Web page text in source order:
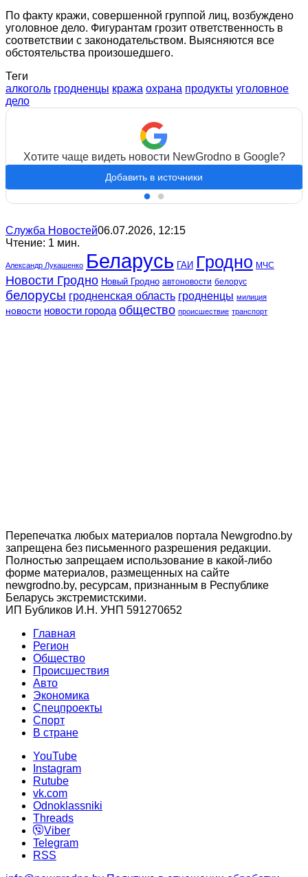
По факту кражи, совершенной группой лиц, возбуждено
уголовное дело. Фигурантам грозит ответственность в
соответствии с законодательством. Выясняются все
обстоятельства произошедшего.
Теги
алкоголь гродненцы кража охрана продукты уголовное
дело
Хотите чаще видеть новости NewGrodno в Google?
Добавить в источники
Служба Новостей06.07.2026, 12:15
Чтение: 1 мин.
Александр Лукашенко Беларусь ГАИ Гродно МЧС
Новости Гродно Новый Гродно автоновости белорус
белорусы гродненская область гродненцы милиция
новости новости города общество происшествие транспорт
Перепечатка любых материалов портала Newgrodno.by
запрещена без письменного разрешения редакции.
Полностью запрещаем использование в какой-либо
форме материалов, размещенных на сайте
newgrodno.by, ресурсам, признанным в Республике
Беларусь экстремистскими.
ИП Бубликов И.Н. УНП 591270652
Главная
Регион
Общество
Происшествия
Авто
Экономика
Спецпроекты
Cпорт
В стране
YouTube
Instagram
Rutube
vk.com
Odnoklassniki
Threads
Viber
Telegram
RSS